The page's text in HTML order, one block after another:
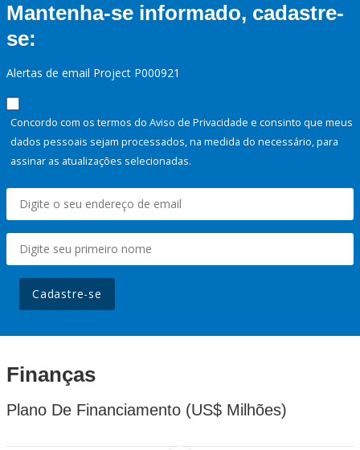
Mantenha-se informado, cadastre-
se:
Alertas de email Project P000921
Concordo com os termos do Aviso de Privacidade e consinto que meus
dados pessoais sejam processados, na medida do necessário, para
assinar as atualizações selecionadas.
Cadastre-se
Finanças
Plano De Financiamento (US$ Milhões)